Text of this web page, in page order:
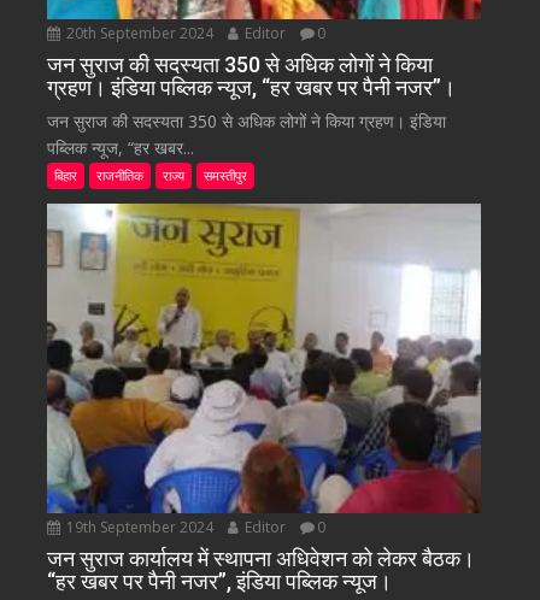
20th September 2024 Editor 0
जन सुराज की सदस्यता 350 से अधिक लोगों ने किया
ग्रहण। इंडिया पब्लिक न्यूज, “हर खबर पर पैनी नजर”।
जन सुराज की सदस्यता 350 से अधिक लोगों ने किया ग्रहण। इंडिया
पब्लिक न्यूज, “हर खबर...
बिहार राजनीतिक राज्य समस्तीपुर
19th September 2024 Editor 0
जन सुराज कार्यालय में स्थापना अधिवेशन को लेकर बैठक।
“हर खबर पर पैनी नजर”, इंडिया पब्लिक न्यूज।